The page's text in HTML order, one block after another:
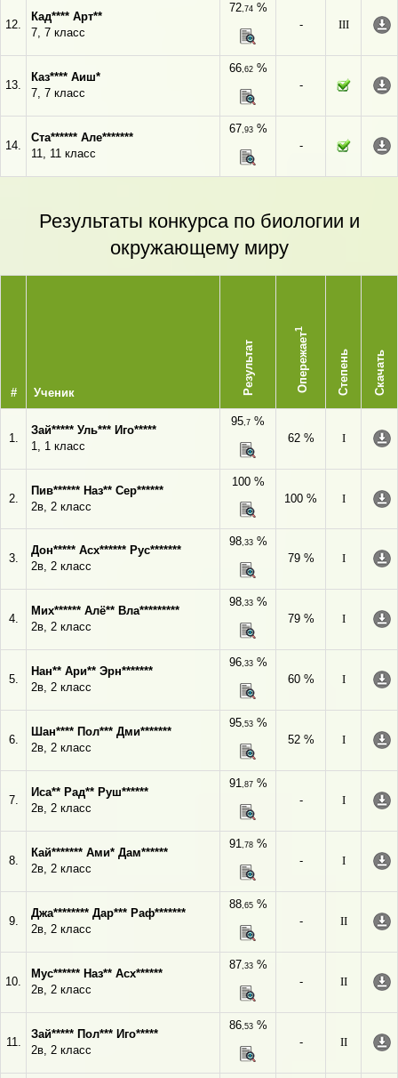
12.
Кад**** Арт**
7, 7 класс
72,74%
-
III
13.
Каз**** Аиш*
7, 7 класс
66,62%
-
14.
Ста****** Але*******
11, 11 класс
67,93%
-
Результаты конкурса по биологии и
окружающему миру
# Ученик Результат Опережает
1
Степень Скачать
1.
Зай***** Уль*** Иго*****
1, 1 класс
95,7 %
62 %
I
2.
Пив****** Наз** Сер******
2в, 2 класс
100 %
100 %
I
3.
Дон***** Асх****** Рус*******
2в, 2 класс
98,33%
79 %
I
4.
Мих****** Алё** Вла*********
2в, 2 класс
98,33%
79 %
I
5.
Нан** Ари** Эрн*******
2в, 2 класс
96,33%
60 %
I
6.
Шан**** Пол*** Дми*******
2в, 2 класс
95,53%
52 %
I
7.
Иса** Рад** Руш******
2в, 2 класс
91,87%
-
I
8.
Кай******* Ами* Дам******
2в, 2 класс
91,78%
-
I
9.
Джа******** Дар*** Раф*******
2в, 2 класс
88,65%
-
II
10.
Мус****** Наз** Асх******
2в, 2 класс
87,33%
-
II
11.
Зай***** Пол*** Иго*****
2в, 2 класс
86,53%
-
II